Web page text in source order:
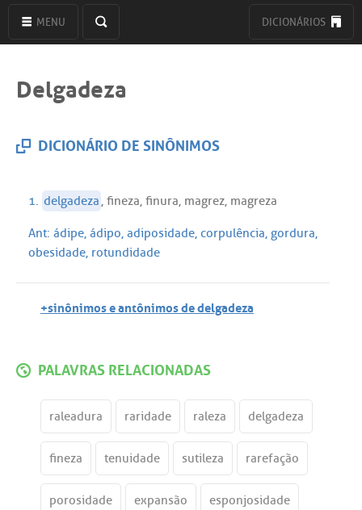
MENU DICIONÁRIOS
Delgadeza
DICIONÁRIO DE SINÔNIMOS
1. delgadeza, fineza, finura, magrez, magreza
Ant: ádipe, ádipo, adiposidade, corpulência, gordura,
obesidade, rotundidade
+sinônimos e antônimos de delgadeza
PALAVRAS RELACIONADAS
raleadura raridade raleza delgadeza
fineza tenuidade sutileza rarefação
porosidade expansão esponjosidade